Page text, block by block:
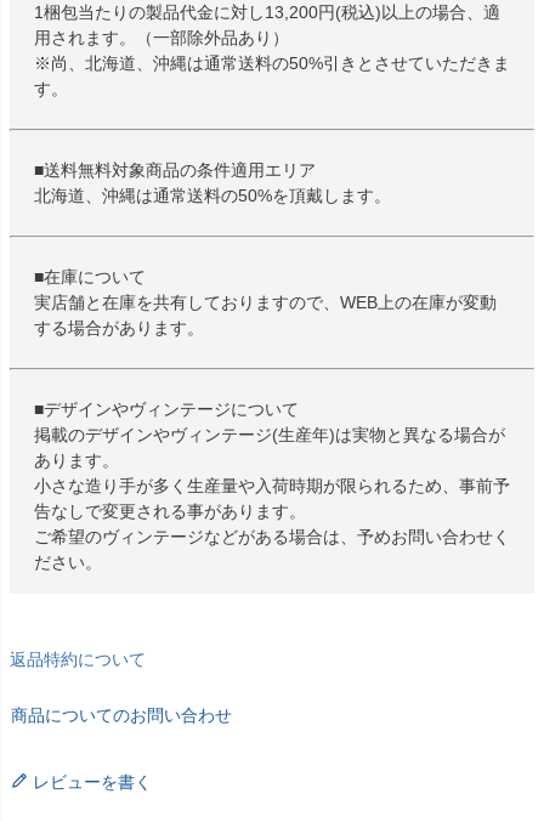
1梱包当たりの製品代金に対し13,200円(税込)以上の場合、適
用されます。（一部除外品あり）
※尚、北海道、沖縄は通常送料の50%引きとさせていただきま
す。
■送料無料対象商品の条件適用エリア
北海道、沖縄は通常送料の50%を頂戴します。
■在庫について
実店舗と在庫を共有しておりますので、WEB上の在庫が変動
する場合があります。
■デザインやヴィンテージについて
掲載のデザインやヴィンテージ(生産年)は実物と異なる場合が
あります。
小さな造り手が多く生産量や入荷時期が限られるため、事前予
告なしで変更される事があります。
ご希望のヴィンテージなどがある場合は、予めお問い合わせく
ださい。
返品特約について
商品についてのお問い合わせ
レビューを書く